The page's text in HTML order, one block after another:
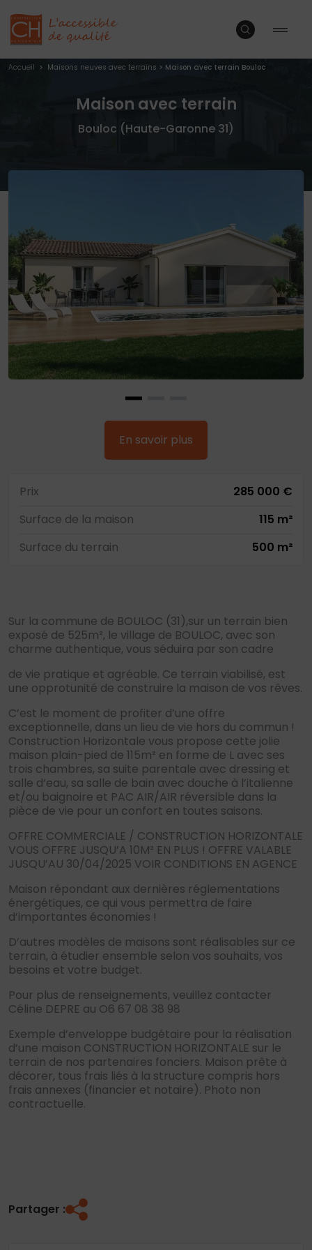
Accueil > Maisons neuves avec terrains > Maison avec terrain Bouloc
Maison avec terrain
Bouloc (Haute-Garonne 31)
En savoir plus
Prix
285 000 €
Surface de la maison
115 m²
Surface du terrain
500 m²
Sur la commune de BOULOC (31),sur un terrain bien
exposé de 525m², le village de BOULOC, avec son
charme authentique, vous séduira par son cadre
de vie pratique et agréable. Ce terrain viabilisé, est
une opprotunité de construire la maison de vos rêves.
C’est le moment de profiter d’une offre
exceptionnelle, dans un lieu de vie hors du commun !
Construction Horizontale vous propose cette jolie
maison plain-pied de 115m² en forme de L avec ses
trois chambres, sa suite parentale avec dressing et
salle d’eau, sa salle de bain avec douche à l’italienne
et/ou baignoire et PAC AIR/AIR réversible dans la
pièce de vie pour un confort en toutes saisons.
OFFRE COMMERCIALE / CONSTRUCTION HORIZONTALE
VOUS OFFRE JUSQU’A 10M² EN PLUS ! OFFRE VALABLE
JUSQU’AU 30/04/2025 VOIR CONDITIONS EN AGENCE
Maison répondant aux dernières réglementations
énergétiques, ce qui vous permettra de faire
d’importantes économies !
D’autres modèles de maisons sont réalisables sur ce
terrain, à étudier ensemble selon vos souhaits, vos
besoins et votre budget.
Pour plus de renseignements, veuillez contacter
Céline DEPRE au O6 67 08 38 98
Exemple d’enveloppe budgétaire pour la réalisation
d’une maison CONSTRUCTION HORIZONTALE sur le
terrain de nos partenaires fonciers. Maison prête à
décorer, tous frais liés à la structure compris hors
frais annexes (financier et notaire). Photo non
contractuelle.
Partager :